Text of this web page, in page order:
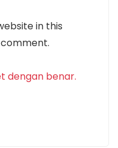
in this
dengan benar.